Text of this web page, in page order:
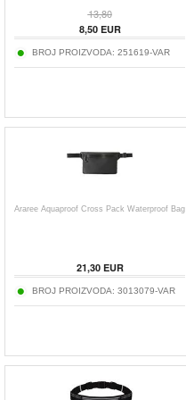
13,80
8,50EUR
BROJ PROIZVODA: 251619-VAR
Araree Aquaproof Cross Pack Waterproof Bag
21,30EUR
BROJ PROIZVODA: 3013079-VAR